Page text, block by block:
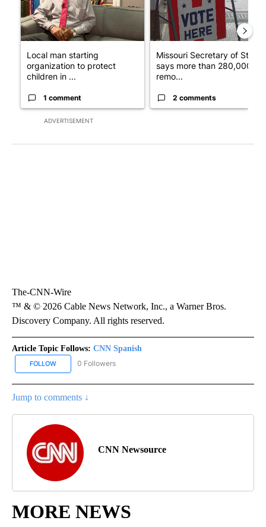
ADVERTISEMENT
Local man starting
organization to protect
children in ...
1 comment
Missouri Secretary of State
says more than 280,000
remo...
2 comments
The-CNN-Wire
™ & © 2026 Cable News Network, Inc., a Warner Bros.
Discovery Company. All rights reserved.
Article Topic Follows: CNN Spanish
FOLLOW FOLLOW "CNN SPANISH" TO RECEIVE NOTIFICATIONS ABOUT
0 Followers
Jump to comments ↓
CNN Newsource
MORE NEWS